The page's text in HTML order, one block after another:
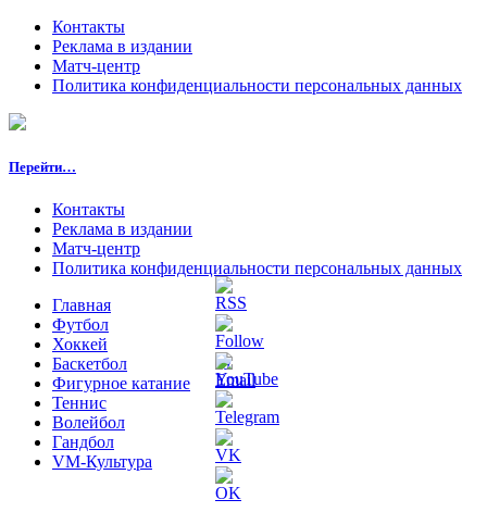
Контакты
Реклама в издании
Матч-центр
Политика конфиденциальности персональных данных
Перейти…
Контакты
Реклама в издании
Матч-центр
Политика конфиденциальности персональных данных
Главная
Футбол
Хоккей
Баскетбол
Фигурное катание
Теннис
Волейбол
Гандбол
VM-Культура